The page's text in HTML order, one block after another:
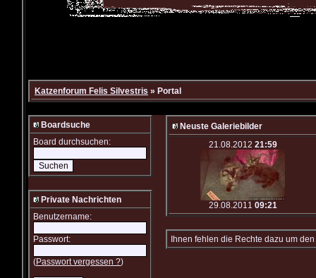
Katzenforum Felis Silvestris » Portal
Boardsuche
Board durchsuchen:
Private Nachrichten
Benutzername:
Passwort:
(Passwort vergessen ?)
Neuste Galeriebilder
21.08.2012 21:59
29.08.2011 09:21
Ihnen fehlen die Rechte dazu um